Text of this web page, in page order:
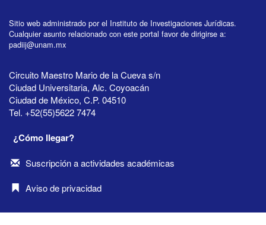
Sitio web administrado por el Instituto de Investigaciones Jurídicas.
Cualquier asunto relacionado con este portal favor de dirigirse a:
padiij@unam.mx
Circuito Maestro Mario de la Cueva s/n
Ciudad Universitaria, Alc. Coyoacán
Ciudad de México, C.P. 04510
Tel. +52(55)5622 7474
¿Cómo llegar?
Suscripción a actividades académicas
Aviso de privacidad